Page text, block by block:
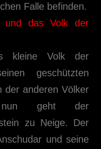
Falle befinden.
und das Volk der
kleine Volk der
geschützten
der anderen Völker
nun geht der
zu Neige. Der
und seine